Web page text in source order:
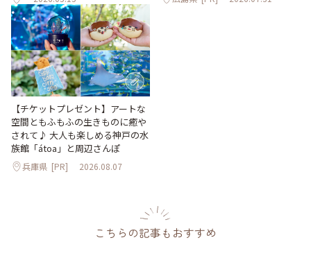
【チケットプレゼント】アートな
空間ともふもふの生きものに癒や
されて♪ 大人も楽しめる神戸の水
族館「átoa」と周辺さんぽ
兵庫県 [PR] 2026.08.07
こちらの記事もおすすめ